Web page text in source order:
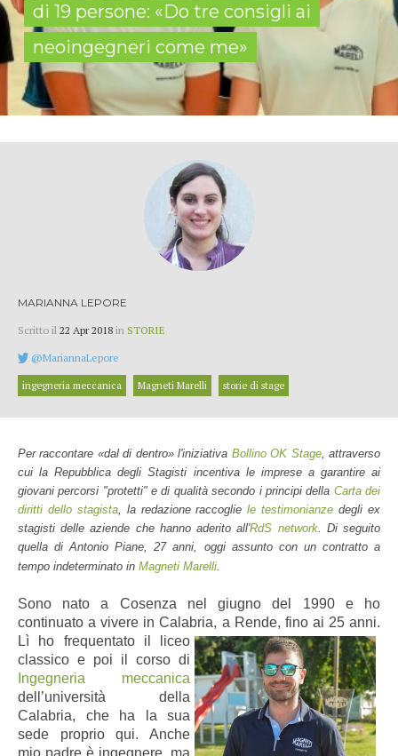
di 19 persone: «Do tre consigli ai
neoingegneri come me»
MARIANNA LEPORE
Scritto il 22 Apr 2018 in STORIE
@MariannaLepore
ingegneria meccanica Magneti Marelli storie di stage
Per raccontare «dal di dentro» l'iniziativa Bollino OK Stage, attraverso
cui la Repubblica degli Stagisti incentiva le imprese a garantire ai
giovani percorsi "protetti" e di qualità secondo i principi della Carta dei
diritti dello stagista, la redazione raccogliele testimonianze degli ex
stagisti delle aziende che hanno aderito all'RdS network. Di seguito
quella di Antonio Piane, 27 anni, oggi assunto con un contratto a
tempo indeterminato in Magneti Marelli
Sono nato a Cosenza nel giugno del 1990 e ho
continuato a vivere in Calabria, a Rende, fino ai 25 anni.
Lì ho frequentato il liceo
classico e poi il corso di
Ingegneria meccanica
dell’università della
Calabria, che ha la sua
sede proprio qui. Anche
mio padre è ingegnere, ma